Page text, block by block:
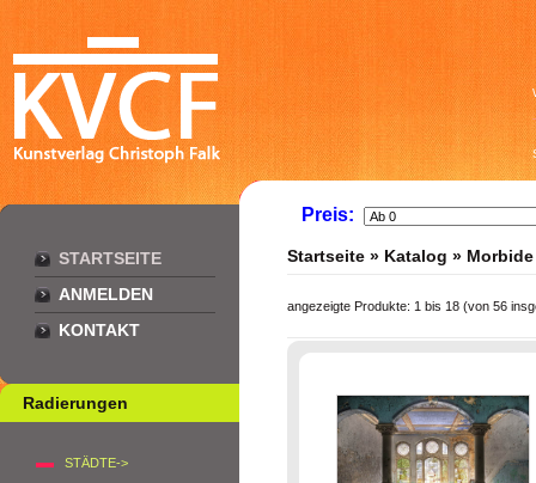
STARTSEITE
ANMELDEN
KONTAKT
Radierungen
STÄDTE->
Preis:
Startseite » Katalog »
angezeigte Produkte: 1 bis 18 (von 56